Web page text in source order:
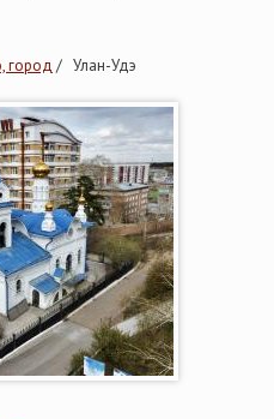
город / Улан-Удэ